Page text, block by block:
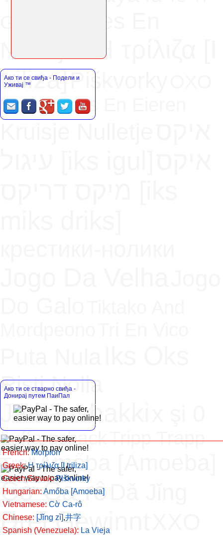
Ако ти се свиђа - Подели и
Уживај ™
Ако ти се стварно свиђа -
Донирај путем ПаиПал
French:Morpion
Greek:H τρίλιζα [Ι triliza]
Czech,Slovak:Piškvorky
Hungarian: Amőba [Amoeba]
Vietnamese: Cờ Ca-rô
Chinese: [Jǐng zì],井字
Spanish (Venezuela): La Vieja
Nulletjies
H τρίλιζα [Ι
triliza]Piškvorky
Boter, Kaas En Eieren
Risti Nolla
Jätkänshakki
LuffarschackTripp Trapp
TrullAmőba [Amoeba]
Cờ Ca-rô
Drei Gewinnt